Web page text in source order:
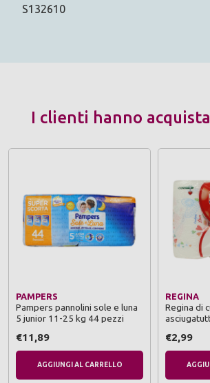
S132610
I clienti hanno
PAMPERS
Pampers pannolini sole e luna
5 junior 11-25 kg 44 pezzi
€11,89
AGGIUNGI AL CARRELLO
REGINA
Regina di
€2,99